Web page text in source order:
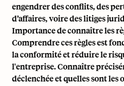
engendrer des conflits, des
d’affaires, voire des litiges
Importance de connaître les
Comprendre ces règles est
la conformité et réduire le
l'entreprise. Connaître
déclenchée et quelles sont les